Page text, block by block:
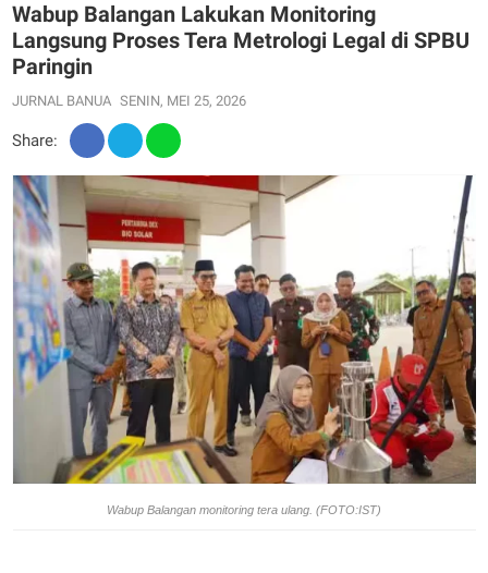
Wabup Balangan Lakukan Monitoring
Langsung Proses Tera Metrologi Legal di SPBU
Paringin
JURNAL BANUA SENIN, MEI 25, 2026
Share:
Wabup Balangan monitoring tera ulang. (FOTO:IST)